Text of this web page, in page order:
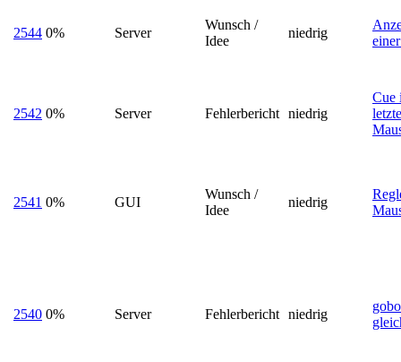
2544 0% Server
Wunsch /
Idee
niedrig
2542 0% Server Fehlerbericht niedrig
Cue
2541 0% GUI
Wunsch /
Idee
niedrig
2540 0% Server Fehlerbericht niedrig